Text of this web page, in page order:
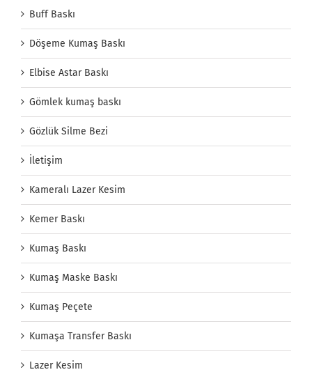
Buff Baskı
Döşeme Kumaş Baskı
Elbise Astar Baskı
Gömlek kumaş baskı
Gözlük Silme Bezi
İletişim
Kameralı Lazer Kesim
Kemer Baskı
Kumaş Baskı
Kumaş Maske Baskı
Kumaş Peçete
Kumaşa Transfer Baskı
Lazer Kesim